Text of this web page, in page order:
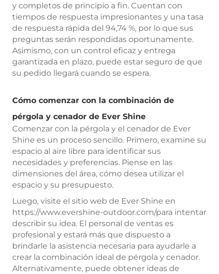
y completos de principio a fin. Cuentan con
tiempos de respuesta impresionantes y una tasa
de respuesta rápida del 94,74 %, por lo que sus
preguntas serán respondidas oportunamente.
Asimismo, con un control eficaz y entrega
garantizada en plazo, puede estar seguro de que
su pedido llegará cuando se espera.
Cómo comenzar con la combinación de
pérgola y cenador de Ever Shine
Comenzar con la pérgola y el cenador de Ever
Shine es un proceso sencillo. Primero, examine su
espacio al aire libre para identificar sus
necesidades y preferencias. Piense en las
dimensiones del área, cómo desea utilizar el
espacio y su presupuesto.
Luego, visite el sitio web de Ever Shine en
https://www.evershine-outdoor.com/para intentar
describir su idea. El personal de ventas es
profesional y estará más que dispuesto a
brindarle la asistencia necesaria para ayudarle a
crear la combinación ideal de pérgola y cenador.
Alternativamente, puede obtener ideas de